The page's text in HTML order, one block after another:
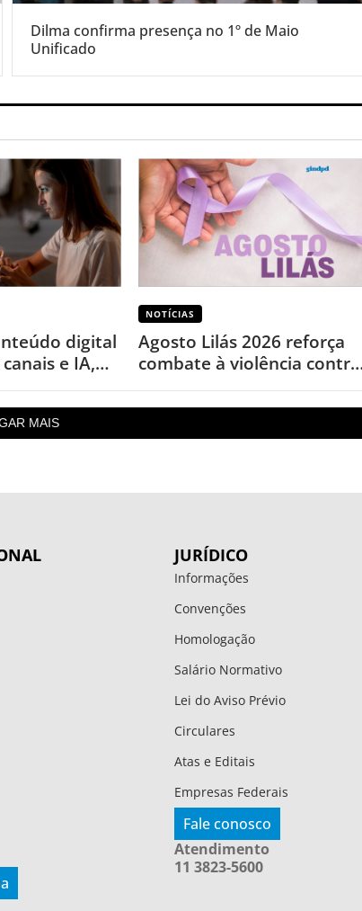
Dilma confirma presença no 1º de Maio
Unificado
digital
e IA,
NOTÍCIAS
Agosto Lilás 2026 reforça
combate à violência contra
a mulher nos 20 anos da
Lei Maria da Penha
MAIS
JURÍDICO
Informações
Convenções
Homologação
Salário Normativo
Lei do Aviso Prévio
Circulares
Atas e Editais
Empresas Federais
Fale conosco
Atendimento
11 3823-5600